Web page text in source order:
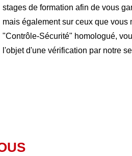
stages de formation afin de vous
mais également sur ceux que
"Contrôle-Sécurité" homologué,
l'objet d'une vérification par notre